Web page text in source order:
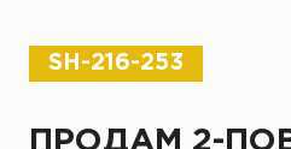
SH-216-253
ПРОДАМ 2-